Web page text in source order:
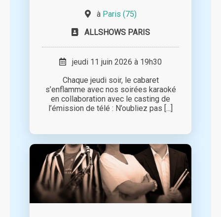
à Paris (75)
ALLSHOWS PARIS
jeudi 11 juin 2026 à 19h30
Chaque jeudi soir, le cabaret
s’enflamme avec nos soirées karaoké
en collaboration avec le casting de
l’émission de télé : N’oubliez pas [...]